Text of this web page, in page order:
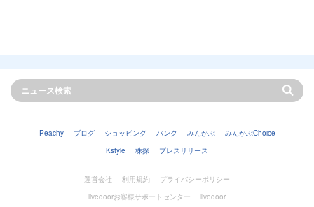
Peachy ブログ ショッピング バンク みんかぶ
みんかぶChoice
Kstyle
株探 プレスリリース
運営会社 利用規約
プライバシーポリシー
livedoorお客様サポートセンター
livedoor